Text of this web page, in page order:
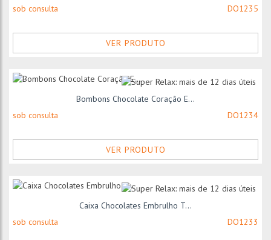
sob consulta
DO1235
VER PRODUTO
Bombons Chocolate Coração E...
sob consulta
DO1234
VER PRODUTO
Caixa Chocolates Embrulho T...
sob consulta
DO1233